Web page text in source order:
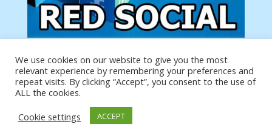
Tu anuncio va aquí
Podemos poner tu anuncio aquí con un link de tu
producto o página
We use cookies on our website to give you the most
relevant experience by remembering your preferences and
repeat visits. By clicking “Accept”, you consent to the use of
ALL the cookies.
Cookie settings
ACCEPT